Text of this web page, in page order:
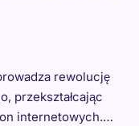
rewolucję
przekształcając
internetowych.…